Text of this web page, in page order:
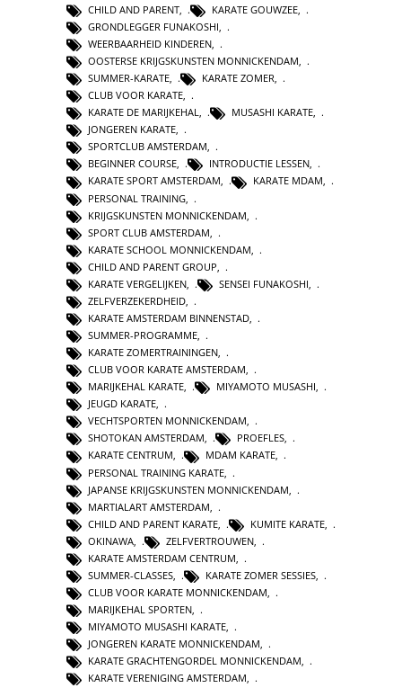
CHILD AND PARENT
KARATE GOUWZEE
GRONDLEGGER FUNAKOSHI
WEERBAARHEID KINDEREN
OOSTERSE KRIJGSKUNSTEN MONNICKENDAM,
SUMMER-KARATE, KARATE ZOMER,
CLUB VOOR KARATE,
KARATE DE MARIJKEHAL, MUSASHI KARATE,
JONGEREN KARATE,
SPORTCLUB AMSTERDAM,
BEGINNER COURSE, INTRODUCTIE LESSEN,
KARATE SPORT AMSTERDAM, KARATE MDAM,
PERSONAL TRAINING
KRIJGSKUNSTEN MONNICKENDAM
SPORT CLUB AMSTERDAM
KARATE SCHOOL MONNICKENDAM
CHILD AND PARENT GROUP
KARATE VERGELIJKEN
SENSEI FUNAKOSHI
ZELFVERZEKERDHEID
KARATE AMSTERDAM BINNENSTAD
SUMMER-PROGRAMME,
KARATE ZOMERTRAININGEN,
CLUB VOOR KARATE AMSTERDAM,
MARIJKEHAL KARATE, MIYAMOTO MUSASHI,
JEUGD KARATE,
VECHTSPORTEN MONNICKENDAM,
SHOTOKAN AMSTERDAM, PROEFLES,
KARATE CENTRUM, MDAM KARATE,
PERSONAL TRAINING KARATE
JAPANSE KRIJGSKUNSTEN MONNICKENDAM
MARTIALART AMSTERDAM
CHILD AND PARENT KARATE
KUMITE KARATE
OKINAWA
ZELFVERTROUWEN
KARATE AMSTERDAM CENTRUM
SUMMER-CLASSES
KARATE ZOMER SESSIES
CLUB VOOR KARATE MONNICKENDAM
MARIJKEHAL SPORTEN,
MIYAMOTO MUSASHI KARATE,
JONGEREN KARATE MONNICKENDAM,
KARATE GRACHTENGORDEL MONNICKENDAM,
KARATE VERENIGING AMSTERDAM,